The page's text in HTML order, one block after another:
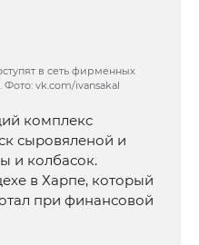
в сеть фирменных
Фото: vk.com/ivansakal
комплекс
сыровяленой и
и колбасок.
в Харпе, который
при финансовой